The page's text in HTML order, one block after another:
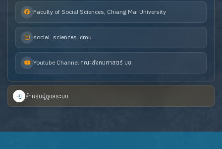
Faculty of Social Sciences, Chiang Mai University
social_sciences_cmu
Youtube Channel คณะสังคมศาสตร์ มช.
สำหรับผู้ดูแลระบบ